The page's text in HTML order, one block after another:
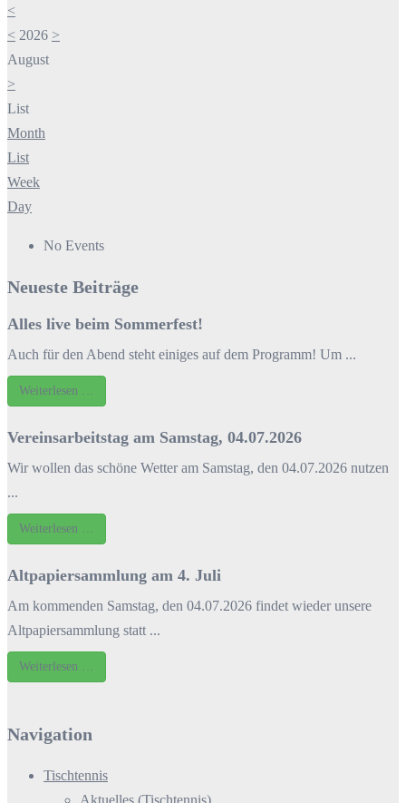
<
< 2026 >
August
>
List
Month
List
Week
Day
No Events
Neueste Beiträge
Alles live beim Sommerfest!
Auch für den Abend steht einiges auf dem Programm! Um ...
Weiterlesen …
Vereinsarbeitstag am Samstag, 04.07.2026
Wir wollen das schöne Wetter am Samstag, den 04.07.2026 nutzen
...
Weiterlesen …
Altpapiersammlung am 4. Juli
Am kommenden Samstag, den 04.07.2026 findet wieder unsere
Altpapiersammlung statt ...
Weiterlesen …
Navigation
Tischtennis
Aktuelles (Tischtennis)